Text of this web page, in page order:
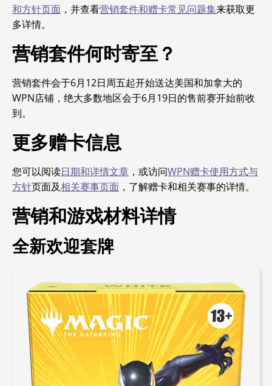
和方针页面 ，并查看营销套件和赠卡常见问题集来获取更
多详情。
营销套件何时寄至？
营销套件会于6月12日周五起开始送达美国和加拿大的
WPN店铺，绝大多数地区会于6月19日的售前赛开始前收
到。
更多赠卡信息
您可以阅读日期和详情文章 ，或访问WPN赠卡使用方式与
方针页面及相关赛事页面 ，了解赠卡和相关赛事的详情。
营销和游戏材料详情
全新欢迎套牌